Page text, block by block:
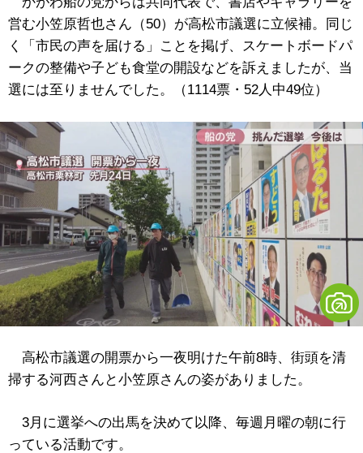
営む小笠原哲也さん（50）が高松市議選に立候補。同じ
く「市民の声を届ける」ことを掲げ、スケートボードパ
ークの整備や子ども食堂の開設などを訴えましたが、当
選には至りませんでした。（1114票・52人中49位）
高松市議選の開票から一夜明けた午前8時、街頭を清
掃する河西さんと小笠原さんの姿がありました。
3月に選挙への出馬を決めて以降、毎週月曜の朝に行
っている活動です。